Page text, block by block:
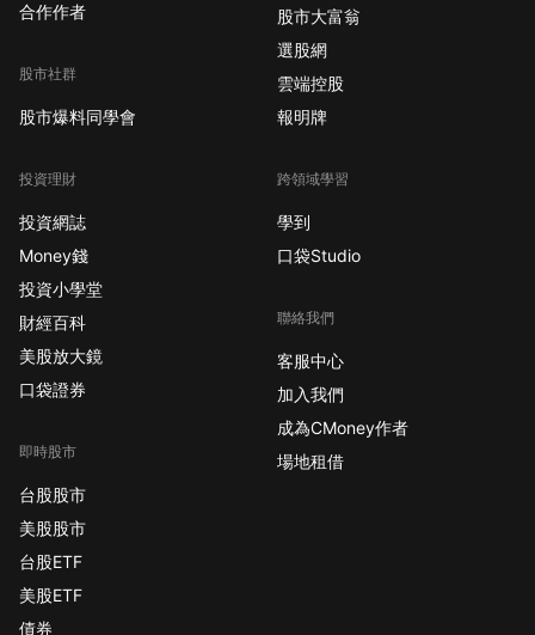
合作作者
股市社群
股市爆料同學會
投資理財
投資網誌
Money錢
投資小學堂
財經百科
美股放大鏡
口袋證券
即時股市
台股股市
美股股市
台股ETF
美股ETF
債券
股市大富翁
選股網
雲端控股
報明牌
跨領域學習
學到
口袋Studio
聯絡我們
客服中心
加入我們
成為CMoney作者
場地租借